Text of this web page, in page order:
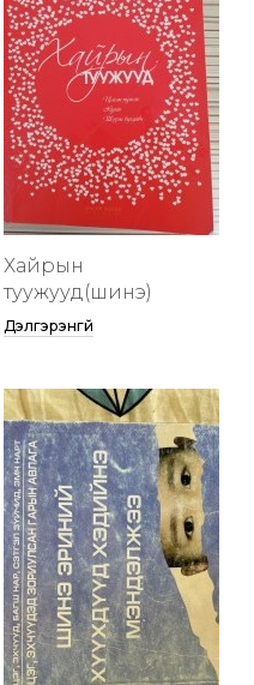
Хайрын
туужууд(шинэ)
Дэлгэрэнгүй